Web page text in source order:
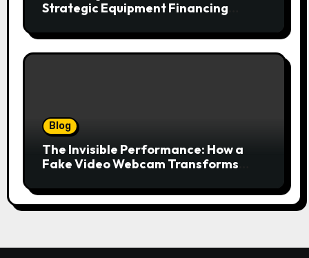
Strategic Equipment Financing
Blog
The Invisible Performance: How a
Fake Video Webcam Transforms